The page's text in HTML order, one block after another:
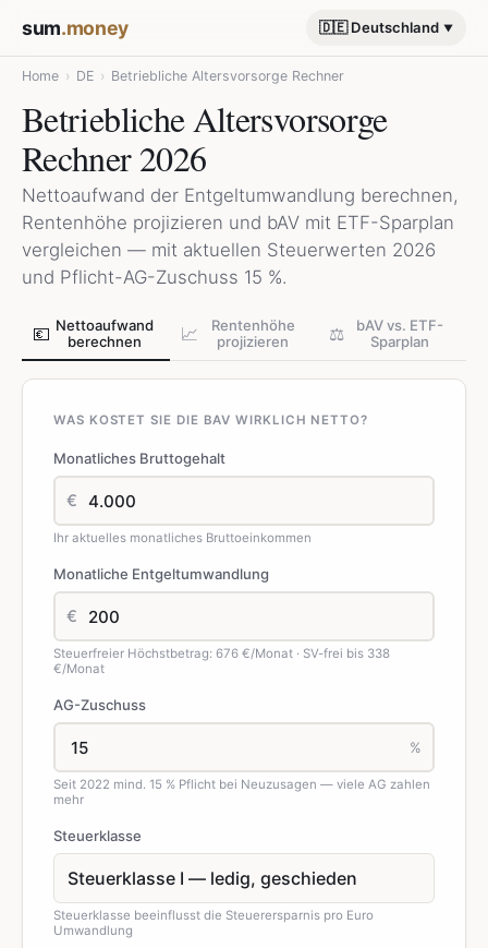
sum.money 🇩🇪 Deutschland
Home › DE › Betriebliche Altersvorsorge Rechner
Betriebliche Altersvorsorge
Rechner 2026
Nettoaufwand der Entgeltumwandlung berechnen,
Rentenhöhe projizieren und bAV mit ETF-Sparplan
vergleichen — mit aktuellen Steuerwerten 2026
und Pflicht-AG-Zuschuss 15 %.
💶 Nettoaufwand
berechnen
📈
Rentenhöhe
projizieren
⚖️
bAV vs. ETF-
Sparplan
WAS KOSTET SIE DIE BAV WIRKLICH NETTO?
Monatliches Bruttogehalt
€
Ihr aktuelles monatliches Bruttoeinkommen
Monatliche Entgeltumwandlung
€
Steuerfreier Höchstbetrag: 676 €/Monat · SV-frei bis 338
€/Monat
AG-Zuschuss
%
Seit 2022 mind. 15 % Pflicht bei Neuzusagen — viele AG zahlen
mehr
Steuerklasse
Steuerklasse beeinflusst die Steuerersparnis pro Euro
Umwandlung